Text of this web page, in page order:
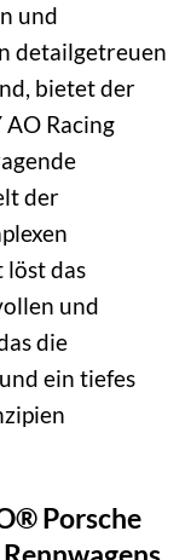
und
detailgetreuen
bietet der
AO Racing
der
löst das
und
die
ein tiefes
Porsche